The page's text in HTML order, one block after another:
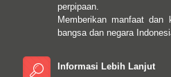
perpipaan.
Memberikan manfaat dan
bangsa dan negara
Informasi Lebih Lanjut